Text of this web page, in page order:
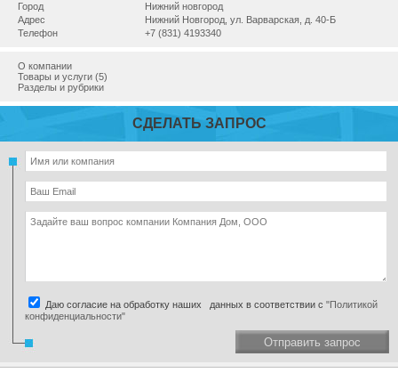
Город
Нижний новгород
Адрес
Нижний Новгород, ул. Варварская, д. 40-Б
Телефон
+7 (831) 4193340
О компании
Товары и услуги (5)
Разделы и рубрики
СДЕЛАТЬ ЗАПРОС
Даю согласие на обработку наших данных в соответствии с "Политикой
конфиденциальности"
Отправить запрос